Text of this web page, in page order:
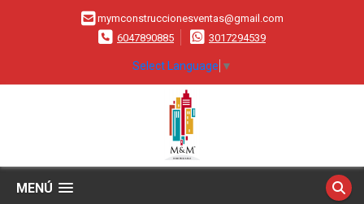
mymconstruccionesventas@gmail.com
6047890885
3017294539
Select Language ▼
MENÚ